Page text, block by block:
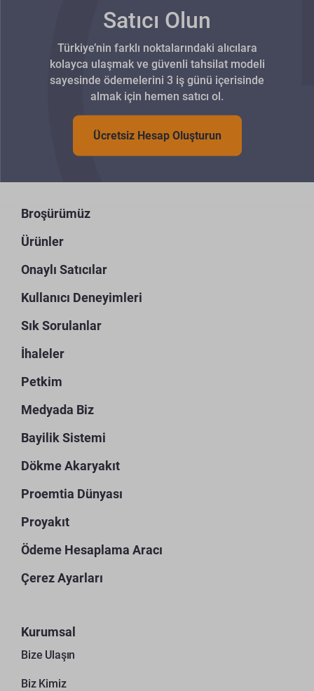
Satıcı Olun
Türkiye’nin farklı noktalarındaki alıcılara
kolayca ulaşmak ve güvenli tahsilat modeli
sayesinde ödemelerini 3 iş günü içerisinde
almak için hemen satıcı ol.
Ücretsiz Hesap Oluşturun
Broşürümüz
Ürünler
Onaylı Satıcılar
Kullanıcı Deneyimleri
Sık Sorulanlar
İhaleler
Petkim
Medyada Biz
Bayilik Sistemi
Dökme Akaryakıt
Proemtia Dünyası
Proyakıt
Ödeme Hesaplama Aracı
Çerez Ayarları
Kurumsal
Bize Ulaşın
Biz Kimiz